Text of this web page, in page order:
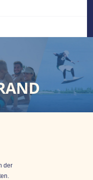
der